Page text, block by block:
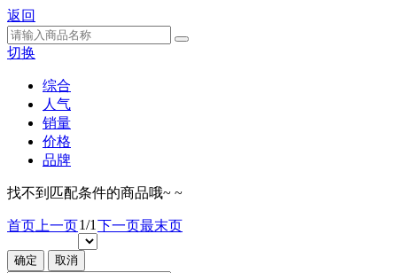
返回
切换
综合
人气
销量
价格
品牌
找不到匹配条件的商品哦~ ~
首页 上一页1/1 下一页最末页
确定 取消